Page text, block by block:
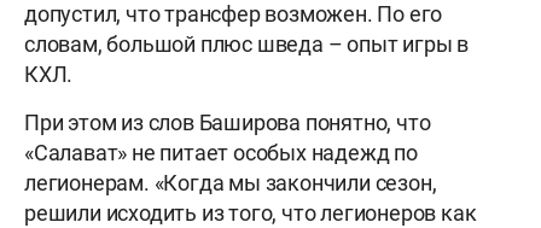
допустил, что трансфер возможен. По его
словам, большой плюс шведа – опыт игры в
КХЛ.
При этом из слов Баширова понятно, что
«Салават» не питает особых надежд по
легионерам. «Когда мы закончили сезон,
решили исходить из того, что легионеров как